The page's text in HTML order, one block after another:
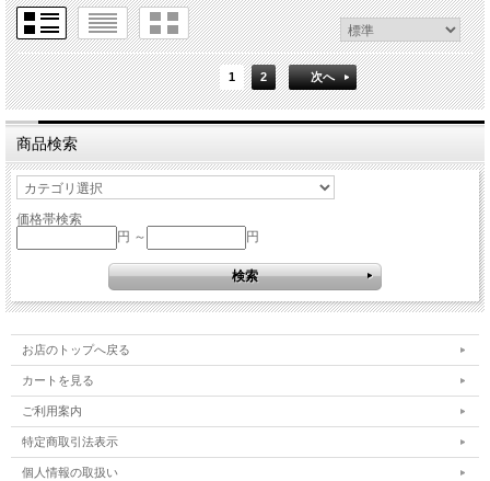
1 2 次へ
商品検索
価格帯検索
円 ～
円
お店のトップへ戻る
カートを見る
ご利用案内
特定商取引法表示
個人情報の取扱い